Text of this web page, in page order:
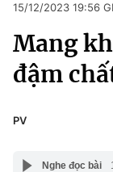
Chuyên mục
Chính trị
Pháp luật
Pháp luật
Kinh tế
Thể thao
Truyền
Công nghệ
15/12/2023 19:56
Mang
đậm
PV
Nghe đọc bài